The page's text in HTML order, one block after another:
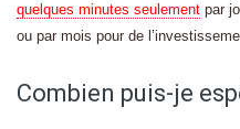
quelques minutes seulement par
ou par mois pour de
Combien puis-je